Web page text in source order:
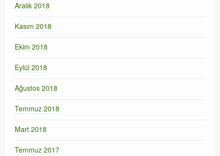
Aralık 2018
Kasım 2018
Ekim 2018
Eylül 2018
Ağustos 2018
Temmuz 2018
Mart 2018
Temmuz 2017